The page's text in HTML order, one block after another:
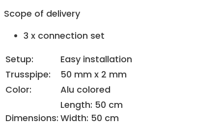
Scope of delivery
3 x connection set
Setup:
Easy installation
Trusspipe:
50 mm x 2 mm
Color:
Alu colored
Dimensions:
Length: 50 cm
Width: 50 cm